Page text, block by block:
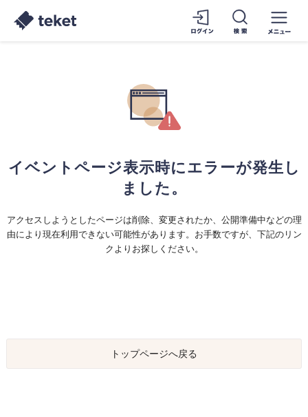
イベントページ表示時にエラーが発生し
ました。
アクセスしようとしたページは削除、変更されたか、公開準備中などの理
由により現在利用できない可能性があります。お手数ですが、下記のリン
クよりお探しください。
トップページへ戻る